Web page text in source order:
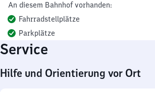
An diesem Bahnhof vorhanden:
Fahrradstellplätze
Parkplätze
Service
Hilfe und Orientierung vor Ort